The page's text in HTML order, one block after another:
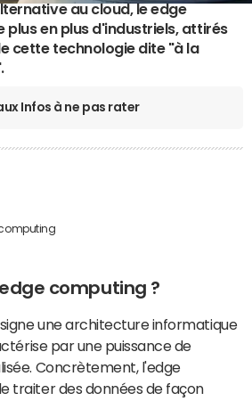
au cloud, le edge
plus en plus d'industriels, attirés
cette technologie dite "à la
Infos à ne pas rater
computing ?
une architecture informatique
par une puissance de
Concrètement, l'edge
traiter des données de façon